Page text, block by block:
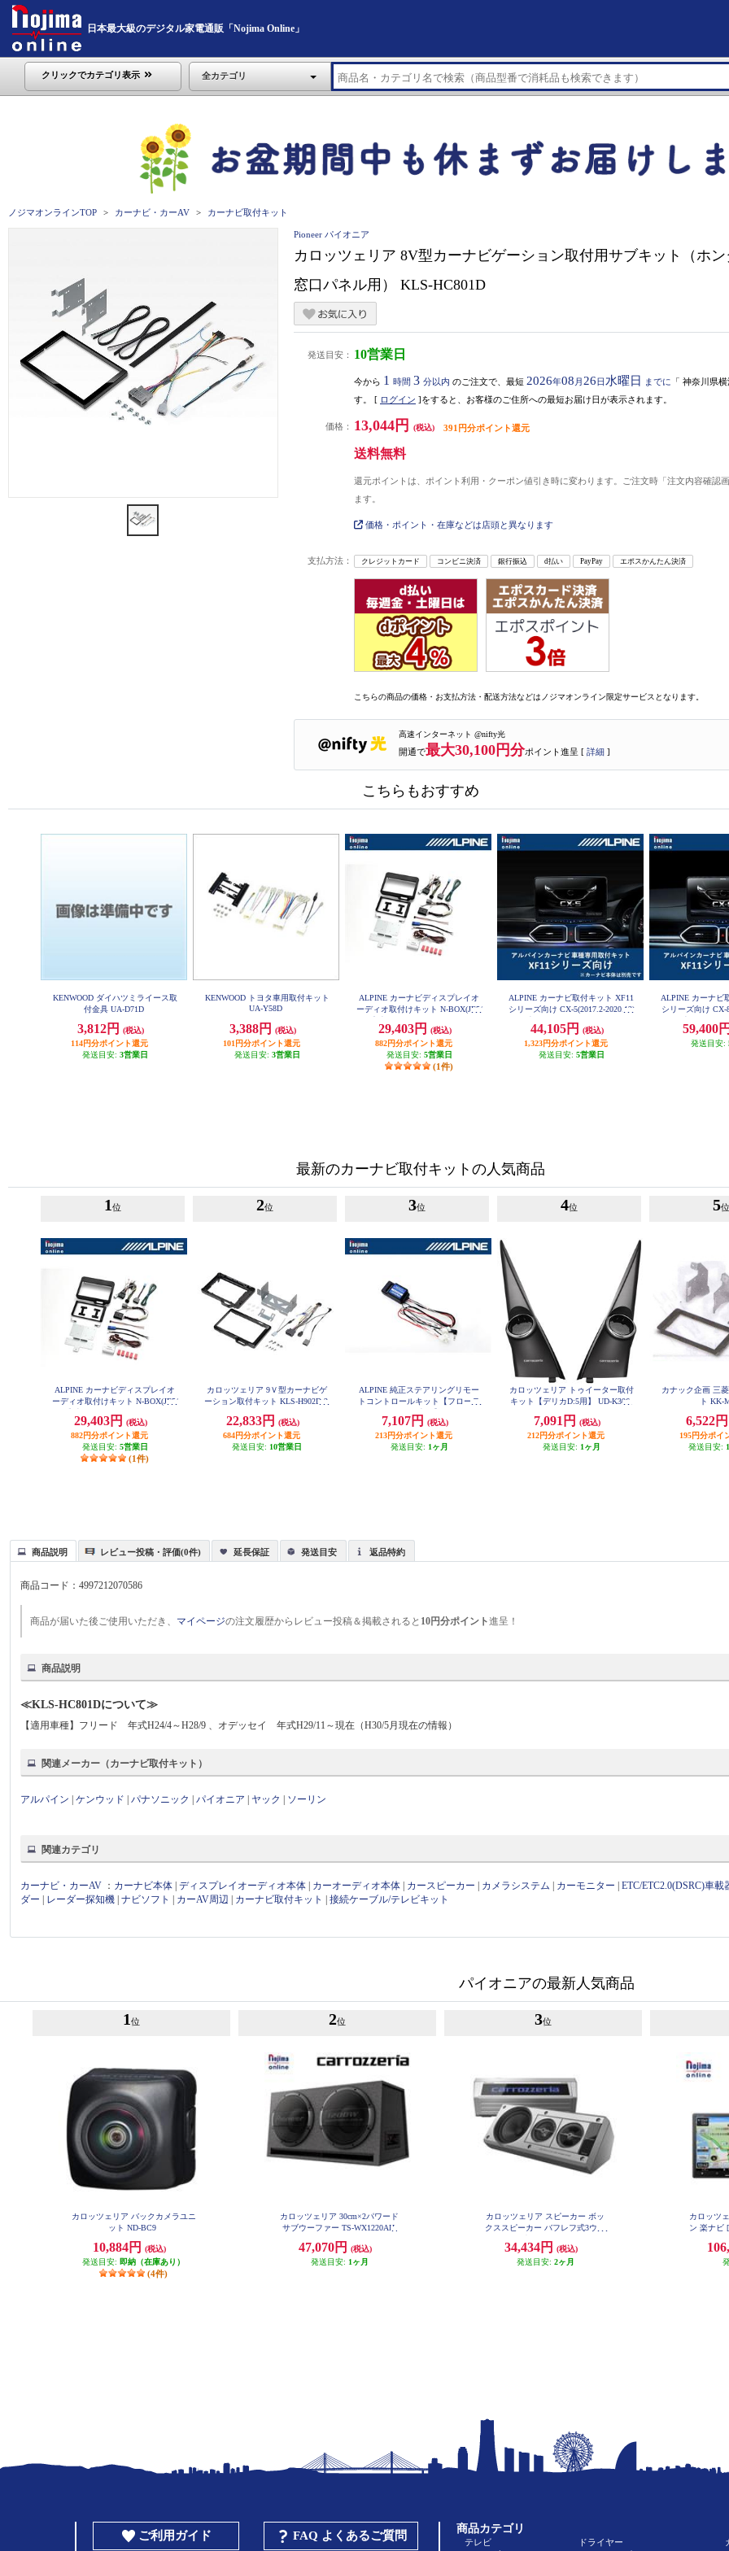
日本最大級のデジタル家電通販「Nojima Online」
クリックでカテゴリ表示 全カテゴリ
ノジマオンラインTOP カーナビ・カーAV カーナビ取付キット
Pioneer パイオニア
カロッツェリア 8V型カーナビゲーション取付用サブキット（ホ
窓口パネル用） KLS-HC801D
発送目安： 10営業日
今から 1 時間 3 分以内 のご注文で、最短 2026年08 月 26日 水曜日 までに 「 神奈川県横
す。 [ ログイン ]をすると、お客様のご住所への最短お届け日が表示されます。
価格： 13,044円 (税込) 391円分ポイント還元
送料無料
還元ポイントは、ポイント利用・クーポン値引き時に変わります。ご注文時「注文内容確認
ます。
価格・ポイント・在庫などは店頭と異なります
支払方法： クレジットカード コンビニ決済 銀行振込 d払い PayPay エポスかんたん決済
こちらの商品の価格・お支払方法・配送方法などはノジマオンライン限定サービスとなります。
高速インターネット @nifty光
開通で最大30,100円分ポイント進呈 [ 詳細 ]
こちらもおすすめ
KENWOOD ダイハツミライース取
付金具 UA-D71D
3,812円
(税込)
114円分ポイント還元
発送目安: 3営業日
KENWOOD トヨタ車用取付キット
UA-Y58D
3,388円
(税込)
101円分ポイント還元
発送目安: 3営業日
ALPINE カーナビディスプレイオ
ーディオ取付けキット N-BOX(JF5/
29,403円
(税込)
882円分ポイント還元
発送目安: 5営業日
(1件)
ALPINE カーナビ取付キット XF11
シリーズ向け CX-5(2017.2-2020.12)
44,105円
(税込)
1,323円分ポイント還元
発送目安: 5営業日
ALPINE カーナビ
シリーズ向け CX-
59,400円
発送目安:
最新のカーナビ取付キットの人気商品
1 位
ALPINE カーナビディスプレイオ
ーディオ取付けキット N-BOX(JF5/
29,403円
(税込)
882円分ポイント還元
発送目安: 5営業日
(1件)
2位
カロッツェリア 9Ｖ型カーナビゲ
ーション取付キット KLS-H902D-2
22,833円
(税込)
684円分ポイント還元
発送目安: 10営業日
3位
ALPINE 純正ステアリングリモー
トコントロールキット【フローテ
R
7,107円
(税込)
213円分ポイント還元
発送目安: 1ヶ月
4位
カロッツェリア トゥイーター取付
キット【デリカD:5用】 UD-K306
7,091円
(税込)
212円分ポイント還元
発送目安: 1ヶ月
5位
カナック企画 三
ト KK-
6,522円
195円分ポイ
発送目安:
商品説明 レビュー投稿・評価(0件) 延長保証 発送目安 返品特約
商品コード：4997212070586
商品が届いた後ご使用いただき、 マイページの注文履歴からレビュー投稿＆掲載されると 10円分ポイント進呈！
商品説明
≪KLS-HC801Dについて≫
【適用車種】フリード 年式H24/4～H28/9 、オデッセイ 年式H29/11～現在（H30/5月現在の情報）
関連メーカー（カーナビ取付キット）
アルパイン |ケンウッド |パナソニック |パイオニア ヤック ソーリン
関連カテゴリ
カーナビ・カーAV ： カーナビ本体 |ディスプレイオーディオ本体 カーオーディオ本体 カースピーカー カメラシステム カーモニター |ETC/ETC2.0(DSRC)車載
ダー
レーダー探知機 |ナビソフト カーAV周辺 カーナビ取付キット |接続ケーブル/テレビキット
パイオニアの最新人気商品
1 位
カロッツェリア バックカメラユニ
ット ND-BC9
10,884円
(税込)
発送目安: 即納（在庫あり）
(4件)
2位
カロッツェリア 30cm×2パワード
サブウーファー TS-WX1220AH
47,070円
(税込)
発送目安: 1ヶ月
3位
カロッツェリア スピーカー ボッ
クススピーカー バフレフ式3ウェ
ー TS-X40
34,434円
(税込)
発送目安: 2ヶ月
カロッツ
ン 楽ナビ
D/
体型メ
ご利用ガイド FAQ よくあるご質問
商品カテゴリ
テレビ
ドライヤー